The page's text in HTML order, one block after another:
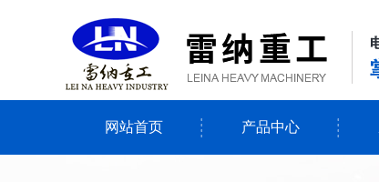
网站首页 产品中心